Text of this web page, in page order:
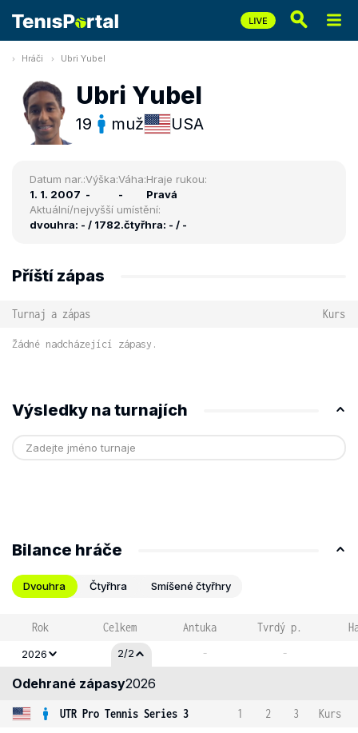
Hráči Ubri Yubel
Ubri Yubel
19 muž USA
Datum nar.:
1. 1. 2007
Výška:
-
Váha:
-
Hraje rukou:
Pravá
Aktuální/nejvyšší umístění:
dvouhra: - / 1782.čtyřhra: - / -
Příští zápas
Turnaj a zápas Kurs
Žádné nadcházející zápasy.
Výsledky na turnajích
Bilance hráče
Dvouhra Čtyřhra Smíšené čtyřhry
Rok Celkem Antuka Tvrdý p.
2026 2/2 - -
Odehrané zápasy2026
UTR Pro Tennis Series 3 1 2 3
Kurs